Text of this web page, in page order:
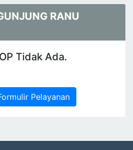
RANU
Tidak Ada.
Pelayanan